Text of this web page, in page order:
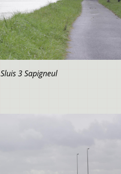
Sluis 3 Sapigneul